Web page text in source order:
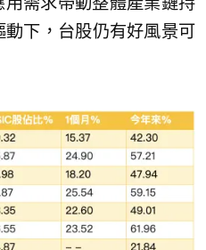
下，台股仍有好風景可